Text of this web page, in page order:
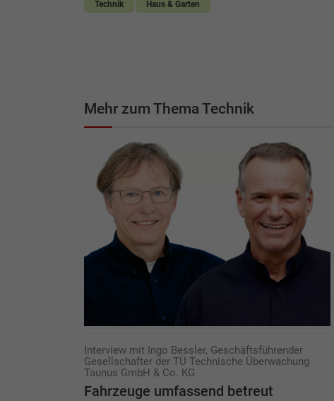
Technik Haus & Garten
Mehr zum Thema Technik
Interview mit Ingo Bessler, Geschäftsführender
Gesellschafter der TÜ Technische Überwachung
Taunus GmbH & Co. KG
Fahrzeuge umfassend ­betreut